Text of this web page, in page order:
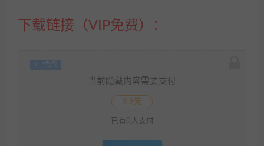
下载链接（VIP免费）：
VIP免费
当前隐藏内容需要支付
9.9元
已有0 人支付